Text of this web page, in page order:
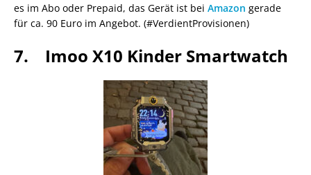
es im Abo oder Prepaid, das Gerät ist bei Amazon gerade
für ca. 90 Euro im Angebot. (#VerdientProvisionen)
7. Imoo X10 Kinder Smartwatch